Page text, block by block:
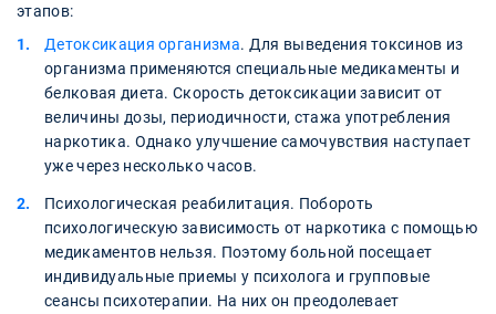
этапов:
Детоксикация организма. Для выведения токсинов из
организма применяются специальные медикаменты и
белковая диета. Скорость детоксикации зависит от
величины дозы, периодичности, стажа употребления
наркотика. Однако улучшение самочувствия наступает
уже через несколько часов.
Психологическая реабилитация. Побороть
психологическую зависимость от наркотика с помощью
медикаментов нельзя. Поэтому больной посещает
индивидуальные приемы у психолога и групповые
сеансы психотерапии. На них он преодолевает